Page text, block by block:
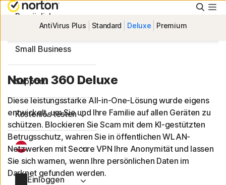
Persönlich
Small Business
Support
Kostenlos testen
Einloggen
AntiVirus Plus Standard Deluxe Premium
Norton 360 Deluxe
Diese leistungsstarke All-in-One-Lösung wurde eigens
entwickelt, um Sie und Ihre Familie auf allen Geräten zu
schützen. Blockieren Sie Scam mit dem KI-gestützten
Betrugsschutz, wahren Sie in öffentlichen WLAN-
Netzwerken mit Secure VPN Ihre Anonymität und lassen
Sie sich warnen, wenn Ihre persönlichen Daten im
Darknet gefunden werden.